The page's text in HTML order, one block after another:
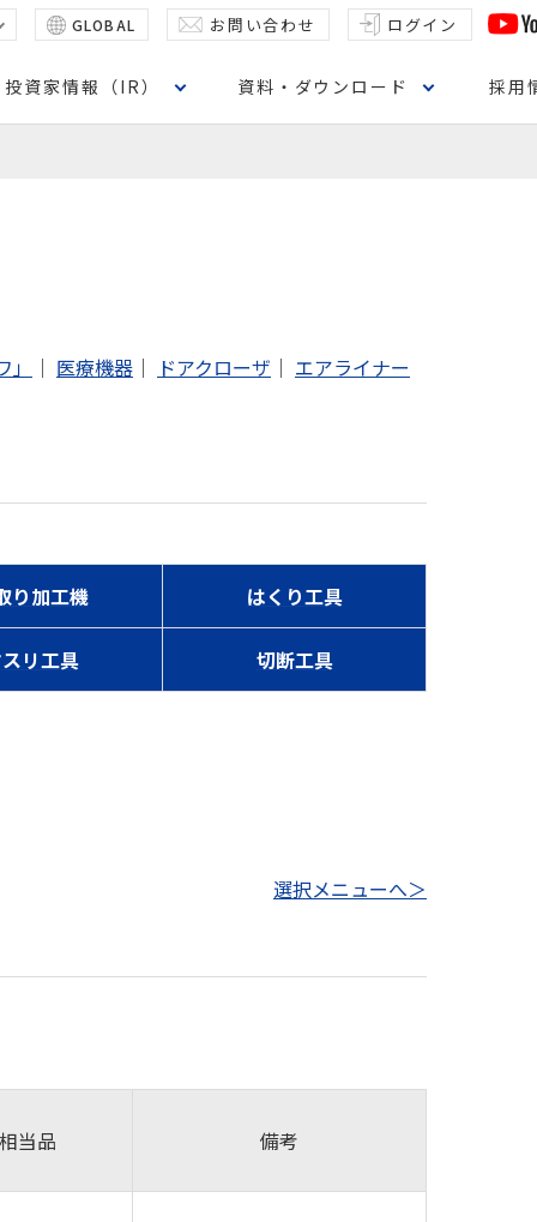
GLOBAL お問い合わせ ログイン
投資家情報（IR） 資料・ダウンロード 採用
｜ 医療機器 ｜ ドアクローザ ｜ エアライナー
り加工機 はくり工具
リ工具 切断工具
選択メニューへ＞
当品 備考